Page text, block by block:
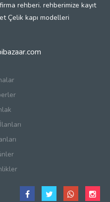
rehberi. rehberimize kayıt
Çelik kapı modelleri